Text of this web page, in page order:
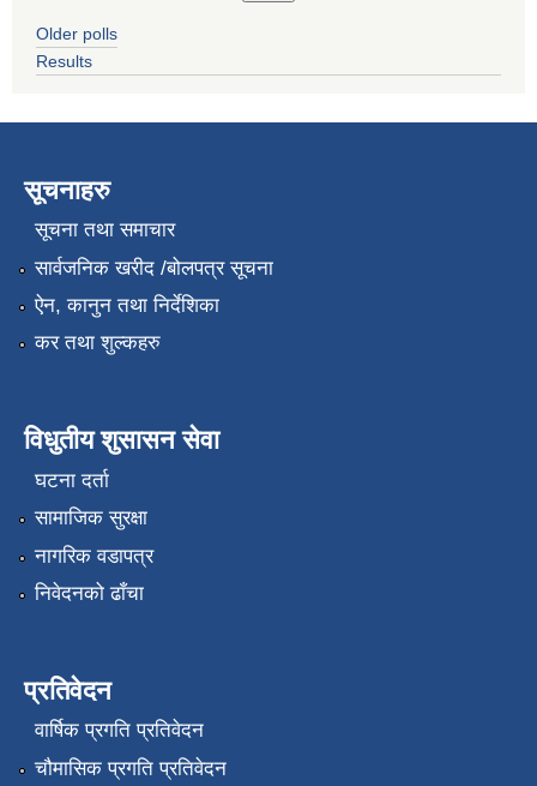
Older polls
Results
सूचनाहरु
सूचना तथा समाचार
सार्वजनिक खरीद /बोलपत्र सूचना
ऐन, कानुन तथा निर्देशिका
कर तथा शुल्कहरु
विधुतीय शुसासन सेवा
घटना दर्ता
सामाजिक सुरक्षा
नागरिक वडापत्र
निवेदनको ढाँचा
प्रतिवेदन
वार्षिक प्रगति प्रतिवेदन
चौमासिक प्रगति प्रतिवेदन